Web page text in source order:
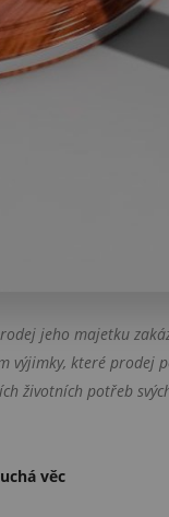
jeho majetku
výjimky, které prodej
životních potřeb
věc